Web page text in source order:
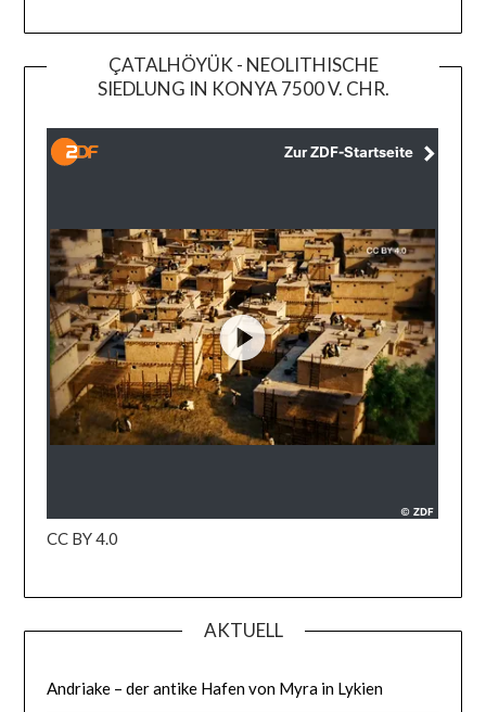
ÇATALHÖYÜK - NEOLITHISCHE
SIEDLUNG IN KONYA 7500 V. CHR.
CC BY 4.0
AKTUELL
Andriake – der antike Hafen von Myra in Lykien